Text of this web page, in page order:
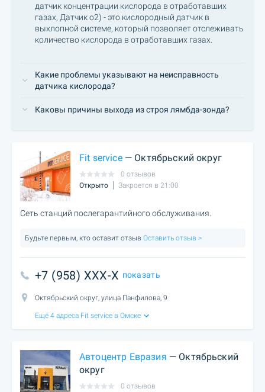
датчик концентрации кислорода в отработавших
газах, Датчик о2) - это кислородный датчик в
выхлопной системе, который позволяет отслеживать
количество кислорода в отработавших газах.
Какие проблемы указывают на неисправность
датчика кислорода?
Каковы причины выхода из строя лямбда-зонда?
Fit service— Октябрьский округ
0 отзывов
Открыто
Закроется в 21:00
Сеть станций послегарантийного обслуживания.
Будьте первым, кто оставит отзыв Оставить отзыв >
+7 (958) XXX-X показать
Октябрьский округ, улица Панфилова, 9
Ещё 4 адреса Fit service в Омске
Автоцентр Евразия — Октябрьский
округ
0 отзывов